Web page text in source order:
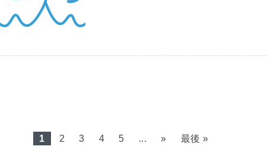
1 2 3 4 5 ... » 最後 »